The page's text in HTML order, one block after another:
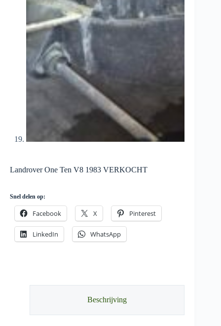
Landrover One Ten V8 1983 VERKOCHT
Snel delen op:
Facebook X Pinterest
LinkedIn WhatsApp
Beschrijving